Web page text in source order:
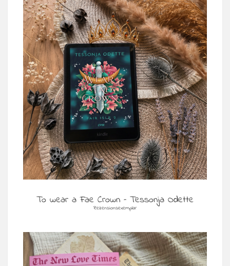
To wear a Fae Crown – Tessonja Odette
Rezensionsexemplar